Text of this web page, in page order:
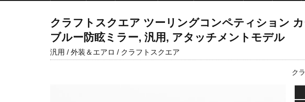
クラフトスクエア ツーリングコンペティション
ブルー防眩ミラー, 汎用, アタッチメントモデル
汎用 / 外装＆エアロ / クラフトスクエア
ク